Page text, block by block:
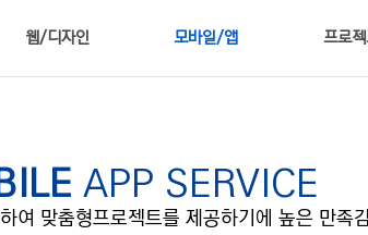
웹/디자인 모바일/앱 프로
APP SERVICE
여 맞춤형프로젝트를 제공하기에 높은 만족